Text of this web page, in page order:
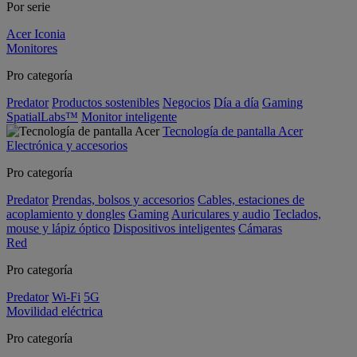
Por serie
Acer Iconia
Monitores
Pro categoría
Predator Productos sostenibles Negocios Día a día Gaming
SpatialLabs™ Monitor inteligente
Tecnología de pantalla Acer
Electrónica y accesorios
Pro categoría
Predator Prendas, bolsos y accesorios Cables, estaciones de
acoplamiento y dongles Gaming Auriculares y audio Teclados,
mouse y lápiz óptico Dispositivos inteligentes Cámaras
Red
Pro categoría
Predator Wi-Fi 5G
Movilidad eléctrica
Pro categoría